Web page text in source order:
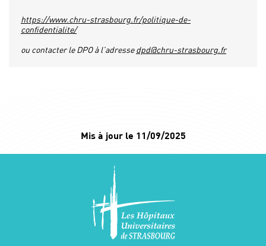
https://www.chru-strasbourg.fr/politique-de-
confidentialite/
ou contacter le DPO à l’adressedpd@chru-strasbourg.fr
Mis à jour le 11/09/2025